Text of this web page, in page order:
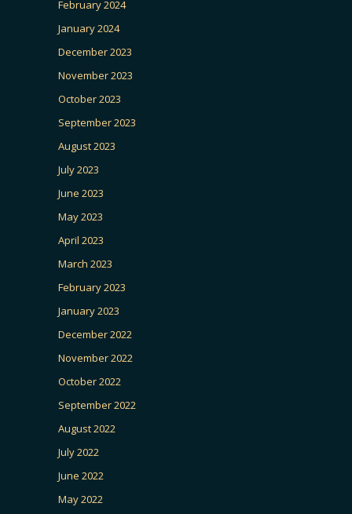
February 2024
January 2024
December 2023
November 2023
October 2023
September 2023
August 2023
July 2023
June 2023
May 2023
April 2023
March 2023
February 2023
January 2023
December 2022
November 2022
October 2022
September 2022
August 2022
July 2022
June 2022
May 2022